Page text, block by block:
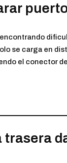
se carga en
el conector
trasera